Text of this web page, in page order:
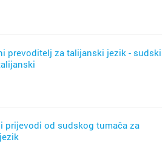
prevoditelj za talijanski jezik - sudski
prijevodi od sudskog tumača za